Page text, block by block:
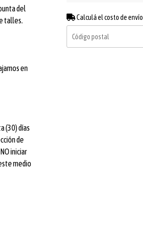
del
talles.
en
(30) días
de
iniciar
medio
Calculá el costo de envío